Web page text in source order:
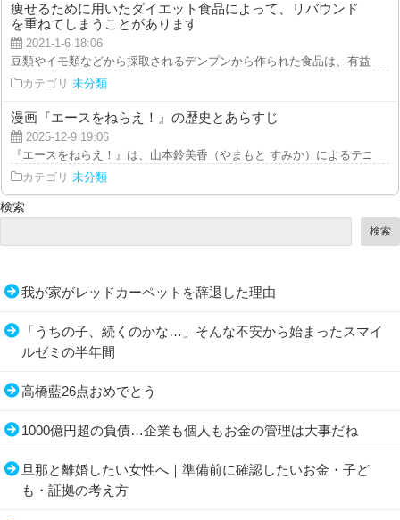
痩せるために用いたダイエット食品によって、リバウンド
を重ねてしまうことがあります
2021-1-6 18:06
豆類やイモ類などから採取されるデンプンから作られた食品は、有益なダ
カテゴリ 未分類
漫画『エースをねらえ！』の歴史とあらすじ
2025-12-9 19:06
『エースをねらえ！』は、山本鈴美香（やまもと すみか）によるテニス
カテゴリ 未分類
検索
検索
我が家がレッドカーペットを辞退した理由
「うちの子、続くのかな…」そんな不安から始まったスマイ
ルゼミの半年間
高橋藍26点おめでとう
1000億円超の負債…企業も個人もお金の管理は大事だね
旦那と離婚したい女性へ｜準備前に確認したいお金・子ど
も・証拠の考え方